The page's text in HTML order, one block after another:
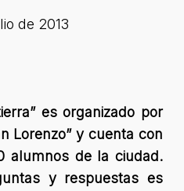
de 2013
es organizado por
Lorenzo” y cuenta con
alumnos de la ciudad.
y respuestas es